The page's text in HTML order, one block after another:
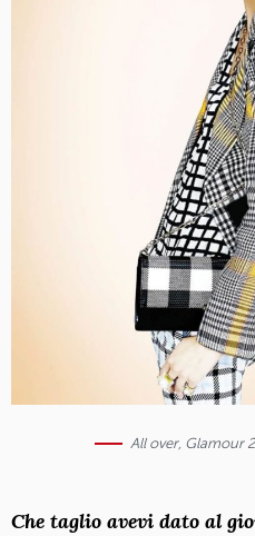
All over, Glamour
Che taglio avevi dato al